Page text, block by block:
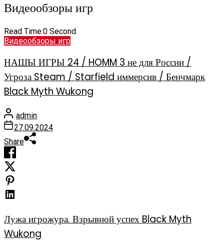
Видеообзоры игр
Read Time:0 Second
Видеообзоры игр
НАШЫ ИГРЫ 24 / HOMM 3 не для России /
Угроза Steam / Starfield иммерсив / Бенчмарк
Black Myth Wukong
admin
27.09.2024
Share
Лужа игрожура. Взрывной успех Black Myth
Wukong